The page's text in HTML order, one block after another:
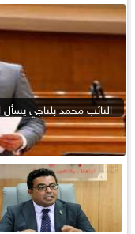
النائب محمد بلتاجي يسأل